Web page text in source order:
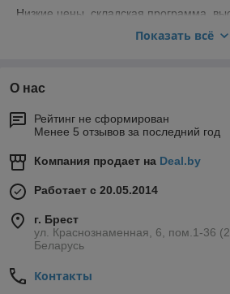
Низкие цены, складская программа,
доставка по РБ, гибкая система
бонусы, акции. Мы предлагаем нашим
Если Вы являетесь производителем,
холодильного, торгового и
мы всегда будем рады расширить свой
свои предложения на: hotoksy@mail.ru
руководством +375333713646
Указанные контакты также являются
вопросам обращения покупателей о
Показать всё
О нас
Рейтинг не сформирован
Менее 5 отзывов за последний год
Компания продает на Deal.by
Работает с 20.05.2014
г. Брест
ул. Краснознаменная, 6, пом.1-36 (2
Беларусь
Контакты